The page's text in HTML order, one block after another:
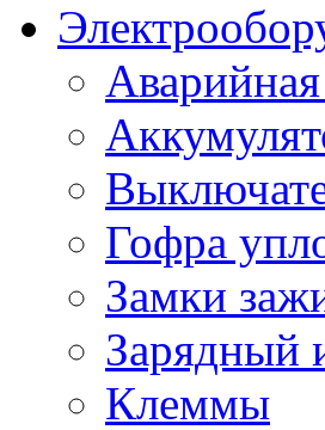
Гофра
Замки
Зарядный
Клеммы